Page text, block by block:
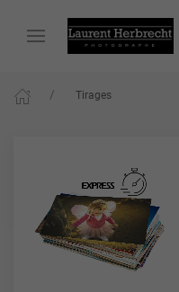
Tirages